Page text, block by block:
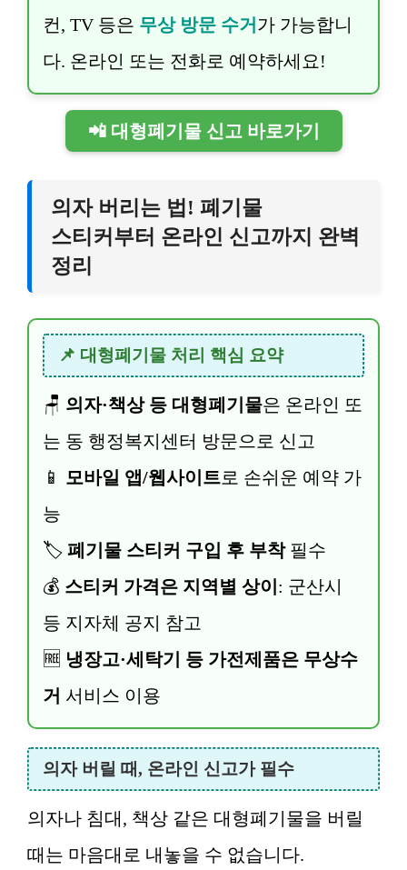
컨, TV 등은 무상 방문 수거가 가능합니
다. 온라인 또는 전화로 예약하세요!
📲 대형폐기물 신고 바로가기
의자 버리는 법! 폐기물
스티커부터 온라인 신고까지 완벽
정리
📌 대형폐기물 처리 핵심 요약
🪑 의자·책상 등 대형폐기물은 온라인 또
는 동 행정복지센터 방문으로 신고
📱 모바일 앱/웹사이트로 손쉬운 예약 가
능
🏷️ 폐기물 스티커 구입 후 부착필수
💰 스티커 가격은 지역별 상이 : 군산시
등 지자체 공지 참고
🆓 냉장고·세탁기 등 가전제품은 무상수
거 서비스 이용
의자 버릴 때, 온라인 신고가 필수
의자나 침대, 책상 같은 대형폐기물을 버릴
때는 마음대로 내놓을 수 없습니다.